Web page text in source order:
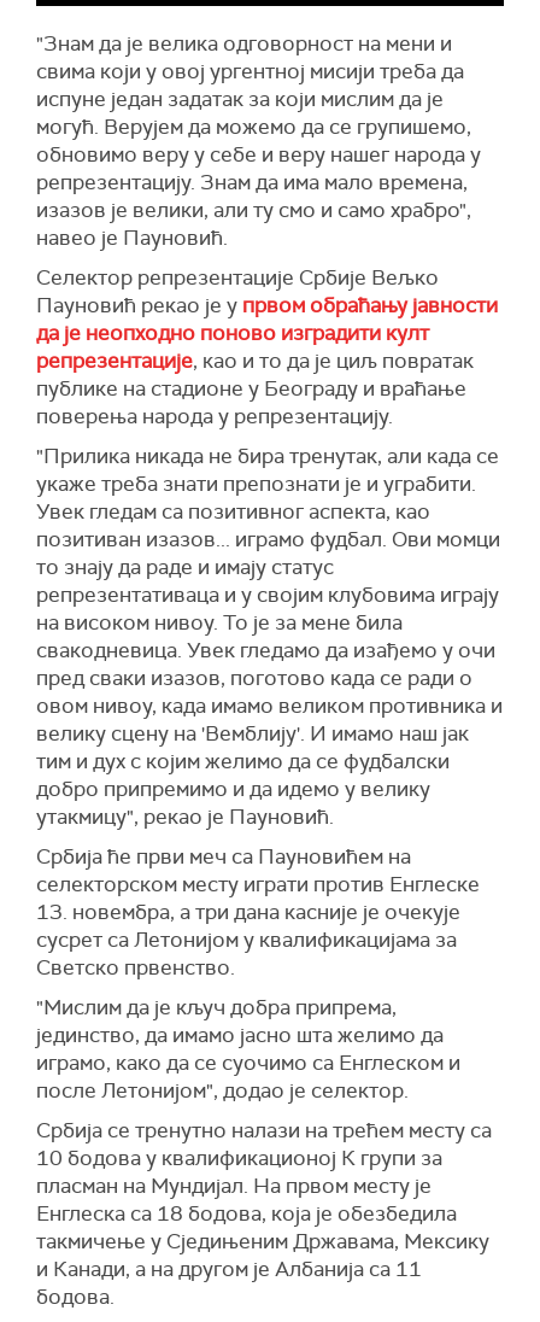
"Знам да је велика одговорност на мени и
свима који у овој ургентној мисији треба да
испуне један задатак за који мислим да је
могућ. Верујем да можемо да се групишемо,
обновимо веру у себе и веру нашег народа у
репрезентацију. Знам да има мало времена,
изазов је велики, али ту смо и само храбро",
навео је Пауновић.
Селектор репрезентације Србије Вељко
Пауновић рекао је у првом обраћању јавности
да је неопходно поново изградити култ
репрезентације, као и то да је циљ повратак
публике на стадионе у Београду и враћање
поверења народа у репрезентацију.
"Прилика никада не бира тренутак, али када се
укаже треба знати препознати је и уграбити.
Увек гледам са позитивног аспекта, као
позитиван изазов... играмо фудбал. Ови момци
то знају да раде и имају статус
репрезентативаца и у својим клубовима играју
на високом нивоу. То је за мене била
свакодневица. Увек гледамо да изађемо у очи
пред сваки изазов, поготово када се ради о
овом нивоу, када имамо великом противника и
велику сцену на 'Вемблију'. И имамо наш јак
тим и дух с којим желимо да се фудбалски
добро припремимо и да идемо у велику
утакмицу", рекао је Пауновић.
Србија ће први меч са Пауновићем на
селекторском месту играти против Енглеске
13. новембра, а три дана касније је очекује
сусрет са Летонијом у квалификацијама за
Светско првенство.
"Мислим да је кључ добра припрема,
јединство, да имамо јасно шта желимо да
играмо, како да се суочимо са Енглеском и
после Летонијом", додао је селектор.
Србија се тренутно налази на трећем месту са
10 бодова у квалификационој К групи за
пласман на Мундијал. На првом месту је
Енглеска са 18 бодова, која је обезбедила
такмичење у Сједињеним Државама, Мексику
и Канади, а на другом је Албанија са 11
бодова.